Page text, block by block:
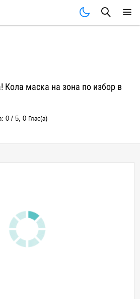
Кола маска на зона по избор в
0 /5,0 Глас(а)